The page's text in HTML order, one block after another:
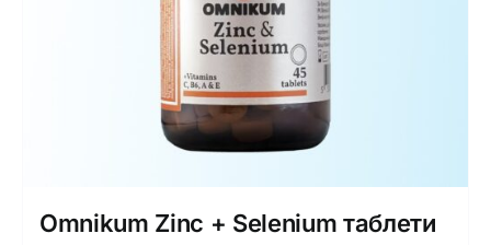
Omnikum Zinc + Selenium таблети